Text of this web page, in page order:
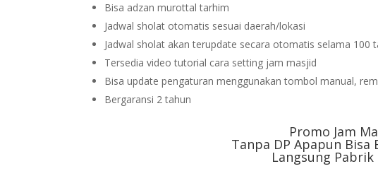
Bisa adzan murottal tarhim
Jadwal sholat otomatis sesuai daerah/lokasi
Jadwal sholat akan terupdate secara otomatis selama 100
Tersedia video tutorial cara setting jam masjid
Bisa update pengaturan menggunakan tombol manual,
Bergaransi 2 tahun
Promo Jam
Tanpa DP Apapun Bisa
Langsung